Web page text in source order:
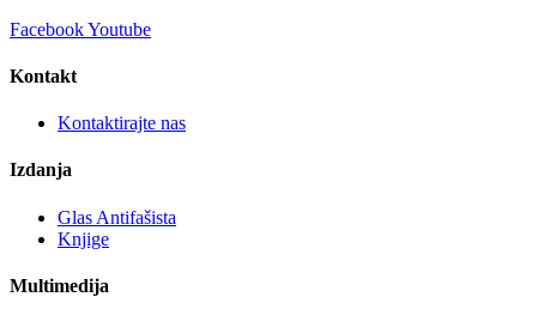
FacebookYoutube
Kontakt
Kontaktirajte nas
Izdanja
Glas Antifašista
Knjige
Multimedija